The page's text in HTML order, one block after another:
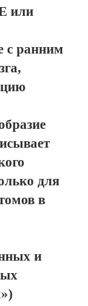
или
ранним
для
в
и